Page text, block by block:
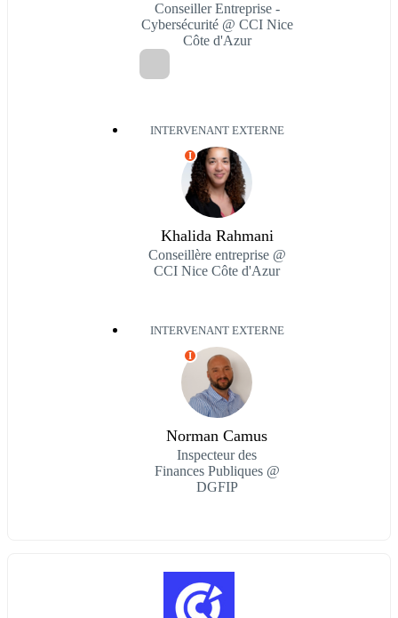
Conseiller Entreprise -
Cybersécurité @ CCI Nice
Côte d'Azur
INTERVENANT EXTERNE
I
Khalida Rahmani
Conseillère entreprise @
CCI Nice Côte d'Azur
INTERVENANT EXTERNE
I
Norman Camus
Inspecteur des
Finances Publiques @
DGFIP